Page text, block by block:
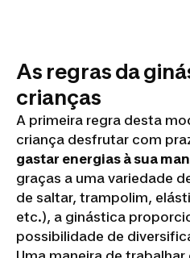
As regras da
crianças
A primeira regra desta
criança desfrutar com
gastar energias à sua
graças a uma variedade
de saltar, trampolim,
etc.), a ginástica
possibilidade de